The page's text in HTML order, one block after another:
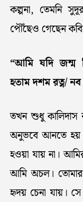
কল্পনা, তেমনি
পৌঁছেও গেছেন
“আমি যদি জন্ম
হতাম দশম রত্ন/ নব
তখন শুধু কালিদাস
অনুভবে আনতে হয়।
হওয়া যায় না।
আমি অচল।
হৃদয় চেনা যায়।